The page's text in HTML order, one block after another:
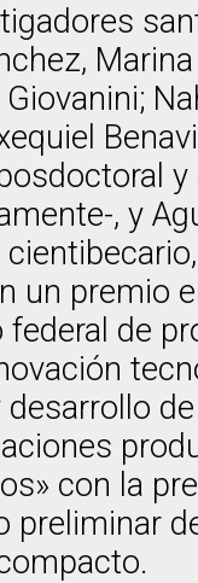
y
, y
cientibecario,
un premio
federal de
desarrollo
con la
preliminar